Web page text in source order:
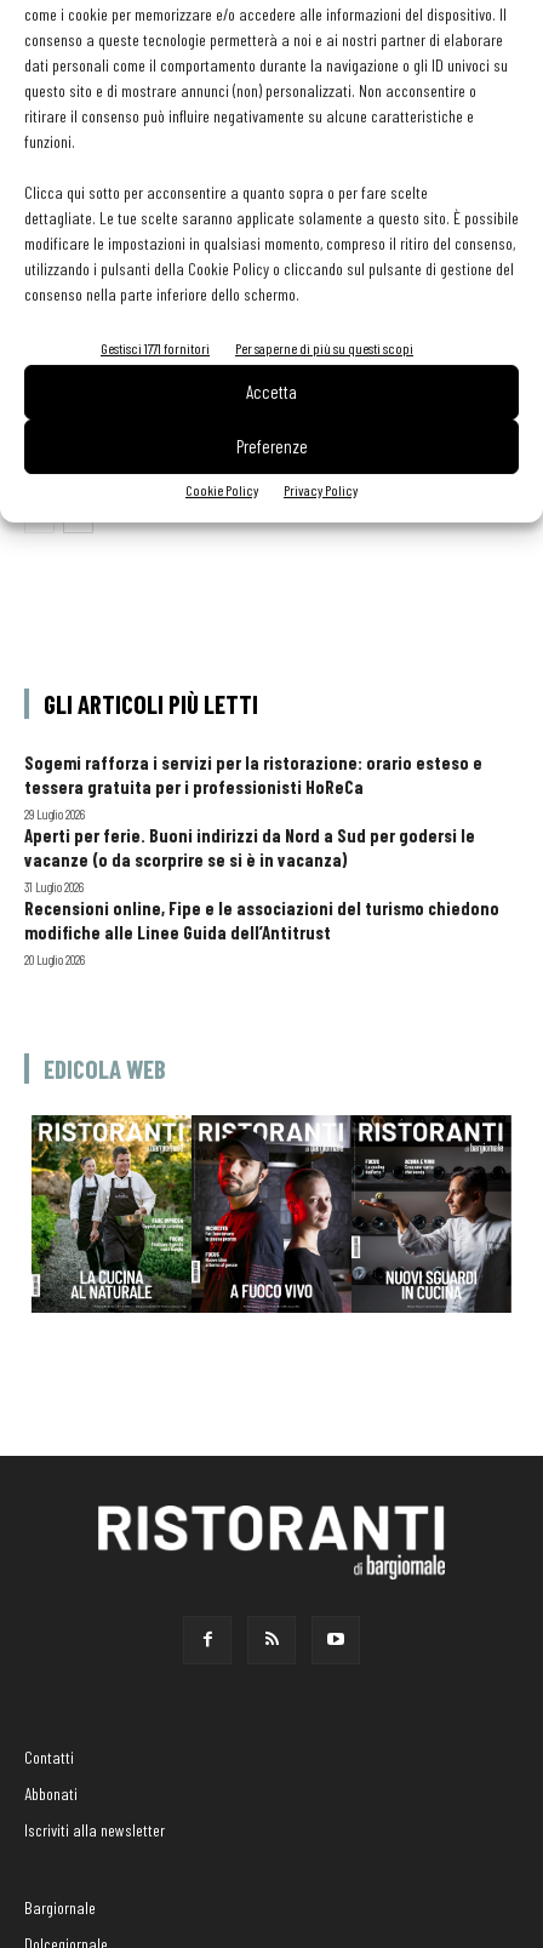
come i cookie per memorizzare e/o accedere alle informazioni del dispositivo. Il
consenso a queste tecnologie permetterà a noi e ai nostri partner di elaborare
dati personali come il comportamento durante la navigazione o gli ID univoci su
questo sito e di mostrare annunci (non) personalizzati. Non acconsentire o
ritirare il consenso può influire negativamente su alcune caratteristiche e
funzioni.
Clicca qui sotto per acconsentire a quanto sopra o per fare scelte
dettagliate. Le tue scelte saranno applicate solamente a questo sito. È possibile
modificare le impostazioni in qualsiasi momento, compreso il ritiro del consenso,
utilizzando i pulsanti della Cookie Policy o cliccando sul pulsante di gestione del
consenso nella parte inferiore dello schermo.
Gestisci 1771 fornitori Per saperne di più su questi scopi
Accetta
Preferenze
Cookie Policy Privacy Policy
LEGGI ANCHE
Ampliare l’attività del ristorante al catering? Sì, ma la
Aperti per ferie. Buoni indirizzi da Nord a Sud per
GLI ARTICOLI PIÙ LETTI
Sogemi rafforza i servizi per la ristorazione: orario esteso e
tessera gratuita per i professionisti HoReCa
29 Luglio 2026
Aperti per ferie. Buoni indirizzi da Nord a Sud per godersi le
vacanze (o da scorprire se si è in vacanza)
31 Luglio 2026
Recensioni online, Fipe e le associazioni del turismo chiedono
modifiche alle Linee Guida dell’Antitrust
20 Luglio 2026
EDICOLA WEB
Contatti
Abbonati
Iscriviti alla newsletter
Bargiornale